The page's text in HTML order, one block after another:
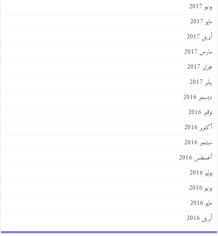
يونيو 2017
مايو 2017
أبريل 2017
مارس 2017
فبراير 2017
يناير 2017
ديسمبر 2016
نوفمبر 2016
أكتوبر 2016
سبتمبر 2016
أغسطس 2016
يوليو 2016
يونيو 2016
مايو 2016
أبريل 2016